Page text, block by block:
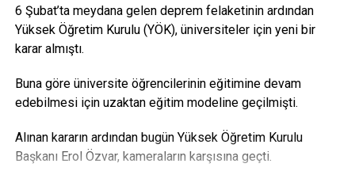
Facebook
Mastodon
EmailShare
6 Şubat’ta meydana gelen deprem felaketinin ardından
Yüksek Öğretim Kurulu (YÖK), üniversiteler için yeni bir
karar almıştı.
Buna göre üniversite öğrencilerinin eğitimine devam
edebilmesi için uzaktan eğitim modeline geçilmişti.
Alınan kararın ardından bugün Yüksek Öğretim Kurulu
Başkanı Erol Özvar, kameraların karşısına geçti.